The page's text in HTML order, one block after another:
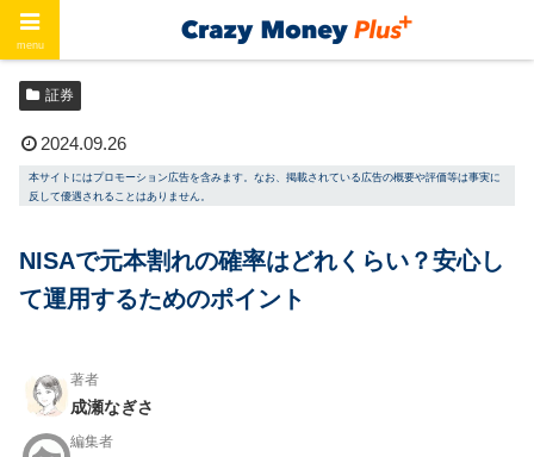
証券
2024.09.26
本サイトにはプロモーション広告を含みます。なお、掲載されている広告の概要や評価等は事実に
反して優遇されることはありません。
NISAで元本割れの確率はどれくらい？安心し
て運用するためのポイント
著者
成瀬なぎさ
編集者
menu